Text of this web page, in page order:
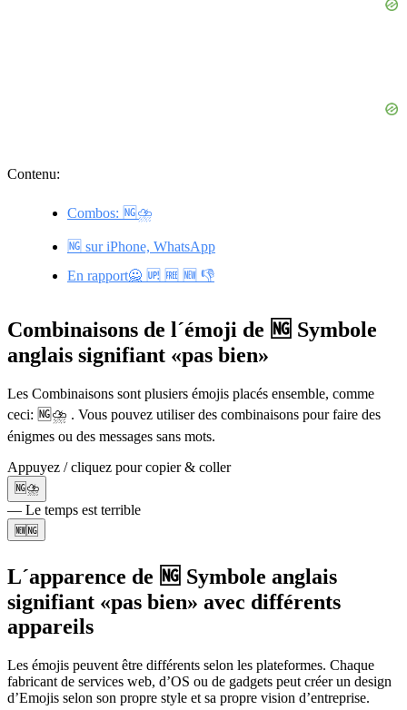
Contenu:
Combos: 🆖⛈️
🆖 sur iPhone, WhatsApp
En rapport🙅 🆙 🆓 🆕 👎
Combinaisons de l´émoji de 🆖 Symbole
anglais signifiant «pas bien»
Les Combinaisons sont plusiers émojis placés ensemble, comme
ceci: 🆖⛈️ . Vous pouvez utiliser des combinaisons pour faire des
énigmes ou des messages sans mots.
Appuyez / cliquez pour copier & coller
🆖⛈️
— Le temps est terrible
🆕🆖
L´apparence de 🆖 Symbole anglais
signifiant «pas bien» avec différents
appareils
Les émojis peuvent être différents selon les plateformes. Chaque
fabricant de services web, d’OS ou de gadgets peut créer un design
d’Emojis selon son propre style et sa propre vision d’entreprise.